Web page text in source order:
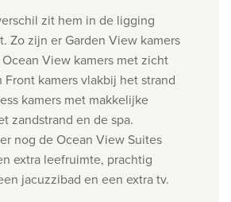
zit hem in de ligging
Zo zijn er Garden View kamers
View kamers met zicht
Front kamers vlakbij het strand
kamers met makkelijke
zandstrand en de spa.
nog de Ocean View Suites
extra leefruimte, prachtig
jacuzzibad en een extra tv.